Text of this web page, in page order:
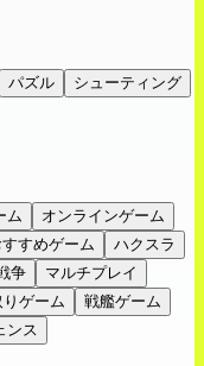
パズル
シューティング
ム
オンラインゲーム
すめゲーム
ハクスラ
争
マルチプレイ
りゲーム
戦艦ゲーム
ンス